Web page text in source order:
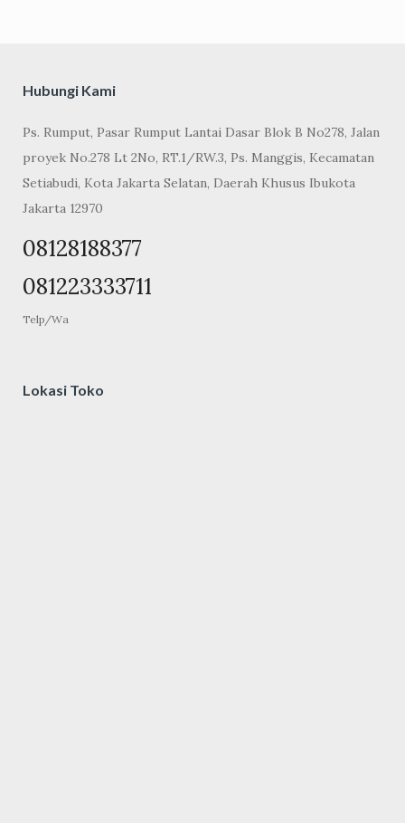
Hubungi Kami
Ps. Rumput, Pasar Rumput Lantai Dasar Blok B No278, Jalan
proyek No.278 Lt 2No, RT.1/RW.3, Ps. Manggis, Kecamatan
Setiabudi, Kota Jakarta Selatan, Daerah Khusus Ibukota
Jakarta 12970
08128188377
081223333711
Telp/Wa
Lokasi Toko